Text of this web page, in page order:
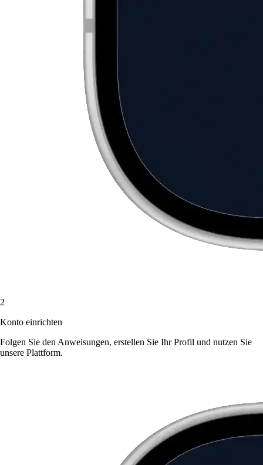
2
Konto einrichten
Folgen Sie den Anweisungen, erstellen Sie Ihr Profil und nutzen Sie
unsere Plattform.